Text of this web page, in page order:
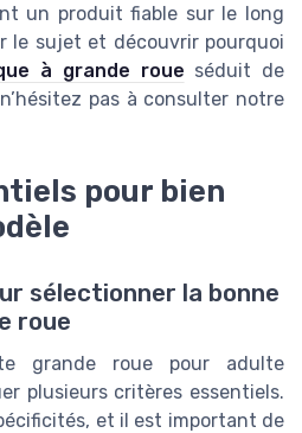
un produit fiable sur le long
le sujet et découvrir pourquoi
à grande roue séduit de
pas à consulter notre
pour bien
sélectionner la bonne
roue
grande roue pour adulte
plusieurs critères essentiels.
et il est important de